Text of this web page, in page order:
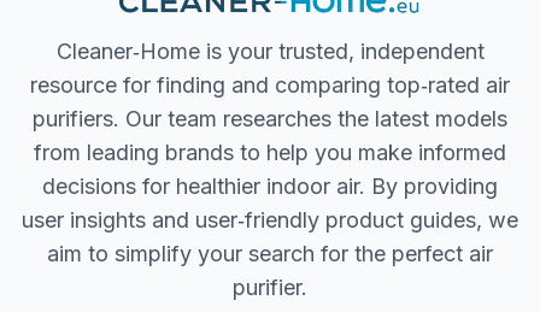
Cleaner‐Home is your trusted, independent
resource for finding and comparing top‐rated air
purifiers. Our team researches the latest models
from leading brands to help you make informed
decisions for healthier indoor air. By providing
user insights and user‐friendly product guides, we
aim to simplify your search for the perfect air
purifier.